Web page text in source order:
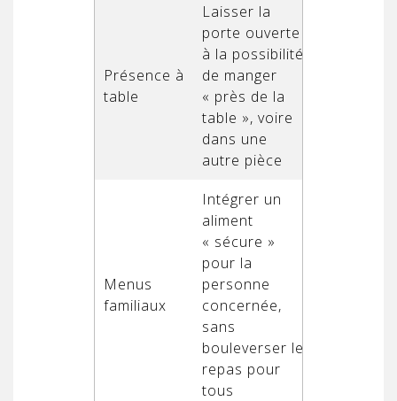
Présence à
table
Laisser la
porte ouverte
à la possibilité
de manger
« près de la
table », voire
dans une
autre pièce
Menus
familiaux
Intégrer un
aliment
« sécure »
pour la
personne
concernée,
sans
bouleverser le
repas pour
tous